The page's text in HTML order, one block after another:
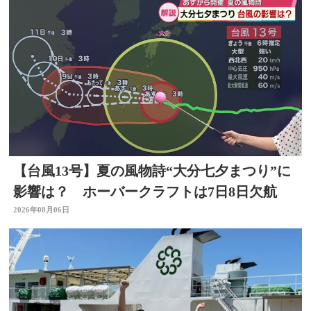
【台風13号】夏の風物詩“大分七夕まつり”に
影響は？ ホーバークラフトは7日8日欠航
2026年08月06日